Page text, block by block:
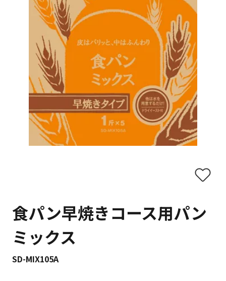
食パン早焼きコース用パン
ミックス
SD-MIX105A